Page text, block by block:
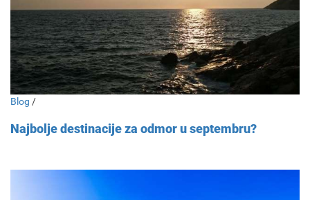
Blog /
Najbolje destinacije za odmor u septembru?